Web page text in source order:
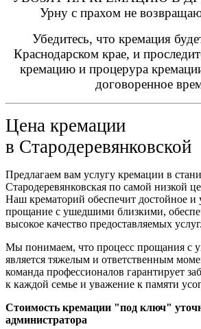
Урну с прахом не
Убедитесь, что кремация
Краснодарском крае, и
кремацию и процерура
договоренное
Цена кремации
в Стародеревянковской
Предлагаем вам услугу кремации в
Стародеревянковская по самой низкой
Наш крематорий обеспечит достойное и
прощание с ушедшими близкими,
высокое качество предоставляемых услуг.
Мы понимаем, что процесс прощания с
является тяжелым и ответственным
команда профессионалов гарантирует
к каждой семье и уважение к памяти
Стоимость кремации "под ключ"
администратора